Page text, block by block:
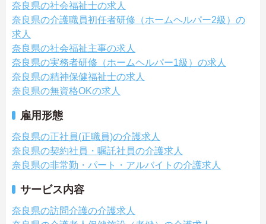
奈良県の社会福祉士の求人
奈良県の介護職員初任者研修（ホームヘルパー2級）の
求人
奈良県の社会福祉主事の求人
奈良県の実務者研修（ホームヘルパー1級）の求人
奈良県の精神保健福祉士の求人
奈良県の無資格OKの求人
雇用形態
奈良県の正社員(正職員)の介護求人
奈良県の契約社員・嘱託社員の介護求人
奈良県の非常勤・パート・アルバイトの介護求人
サービス内容
奈良県の訪問介護の介護求人